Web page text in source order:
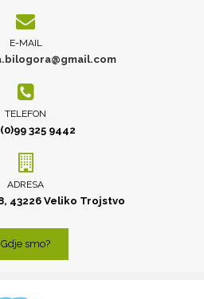
E-MAIL
TELEFON
(0)99 325 9442
ADRESA
43226 Veliko Trojstvo
Gdje smo?